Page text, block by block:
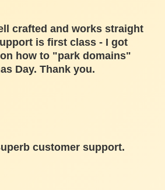
crafted and works straight
is first class - I got
how to "park domains"
Day. Thank you.
customer support.